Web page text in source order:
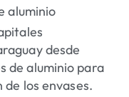
aluminio
desde
de aluminio para
los envases.